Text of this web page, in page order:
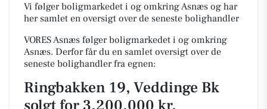
Vi følger boligmarkedet i og omkring Asnæs og har
her samlet en oversigt over de seneste bolighandler
VORES Asnæs følger boligmarkedet i og omkring
Asnæs. Derfor får du en samlet oversigt over de
seneste bolighandler fra egnen:
Ringbakken 19, Veddinge Bk